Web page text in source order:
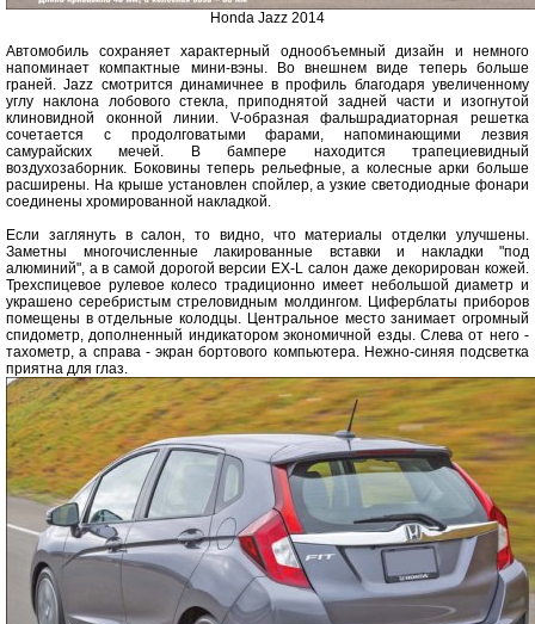
Honda Jazz 2014
Автомобиль сохраняет характерный однообъемный дизайн и немного
напоминает компактные мини-вэны. Во внешнем виде теперь больше
граней. Jazz смотрится динамичнее в профиль благодаря увеличенному
углу наклона лобового стекла, приподнятой задней части и изогнутой
клиновидной оконной линии. V-образная фальшрадиаторная решетка
сочетается с продолговатыми фарами, напоминающими лезвия
самурайских мечей. В бампере находится трапециевидный
воздухозаборник. Боковины теперь рельефные, а колесные арки больше
расширены. На крыше установлен спойлер, а узкие светодиодные фонари
соединены хромированной накладкой.
Если заглянуть в салон, то видно, что материалы отделки улучшены.
Заметны многочисленные лакированные вставки и накладки "под
алюминий", а в самой дорогой версии EX-L салон даже декорирован кожей.
Трехспицевое рулевое колесо традиционно имеет небольшой диаметр и
украшено серебристым стреловидным молдингом. Циферблаты приборов
помещены в отдельные колодцы. Центральное место занимает огромный
спидометр, дополненный индикатором экономичной езды. Слева от него -
тахометр, а справа - экран бортового компьютера. Нежно-синяя подсветка
приятна для глаз.